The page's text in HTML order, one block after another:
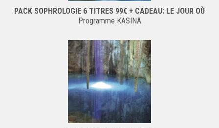
PACK SOPHROLOGIE 6 TITRES 99€ + CADEAU: LE JOUR OÙ
Programme KASINA